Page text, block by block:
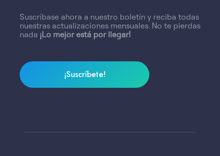
Suscríbase ahora a nuestro boletín y reciba todas
nuestras actualizaciones mensuales. No te pierdas
nada ¡Lo mejor está por llegar!
¡Suscríbete!